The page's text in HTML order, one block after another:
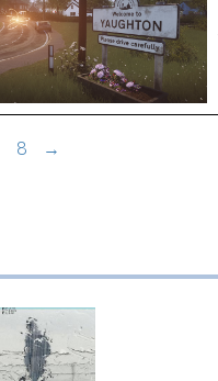
8 →